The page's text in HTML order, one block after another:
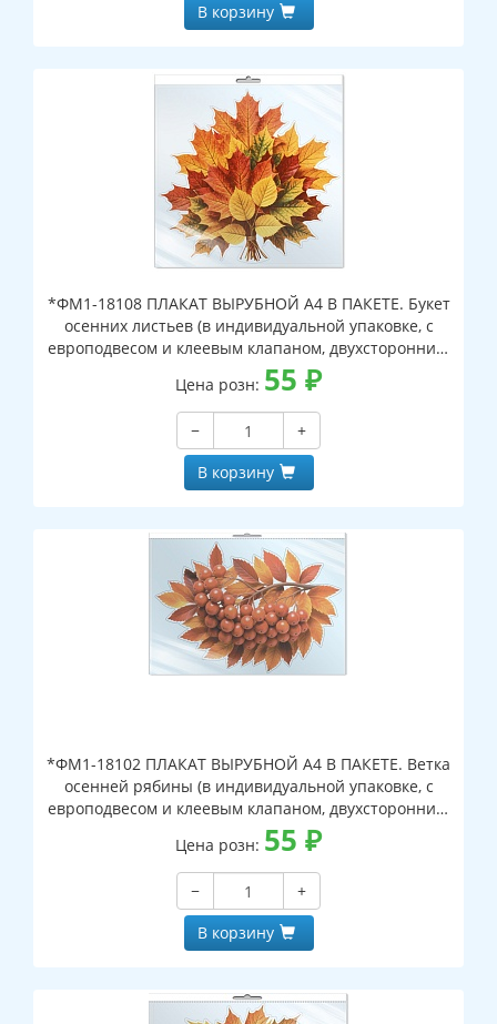
В корзину
*ФМ1-18108 ПЛАКАТ ВЫРУБНОЙ А4 В ПАКЕТЕ. Букет
осенних листьев (в индивидуальной упаковке, с
европодвесом и клеевым клапаном, двухсторонний,
ВД-лак)
Цена розн: 55 ₽
−
+
В корзину
*ФМ1-18102 ПЛАКАТ ВЫРУБНОЙ А4 В ПАКЕТЕ. Ветка
осенней рябины (в индивидуальной упаковке, с
европодвесом и клеевым клапаном, двухсторонний,
ВД-лак)
Цена розн: 55 ₽
−
+
В корзину